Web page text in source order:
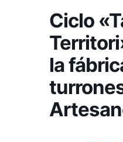
Ciclo
la